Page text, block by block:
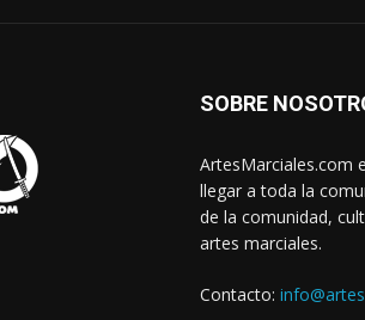
SOBRE
ArtesMarciales.com
llegar a toda la
de la comunidad,
artes marciales.
Contacto: